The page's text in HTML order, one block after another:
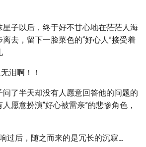
子以后，终于好不甘心地在茫茫人海
去，留下一脸菜色的“好心人”接受着
泪啊！！
了半天却没有人愿意回答他的问题的
愿意扮演“好心被雷亲”的悲惨角色，
过后，随之而来的是冗长的沉寂 ~